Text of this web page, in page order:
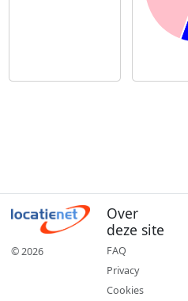
© 2026
Over
deze site
FAQ
Privacy
Cookies